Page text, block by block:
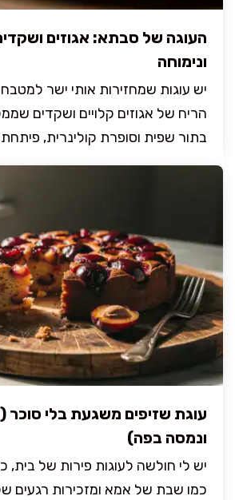
העוגה של סבתא: אגוזים
ונימוחה
יש עוגות שמחזירות אותי ישר
הריח של אגוזים קלויים ושקדים
בתור שפית וסופרת קולינרית,
עוגת שזיפים משגעת בלי סוכר
ונמסה בפה)
יש לי חולשה לעוגות פירות של בית,
כמו שבת של אמא ומזכירות רגעים